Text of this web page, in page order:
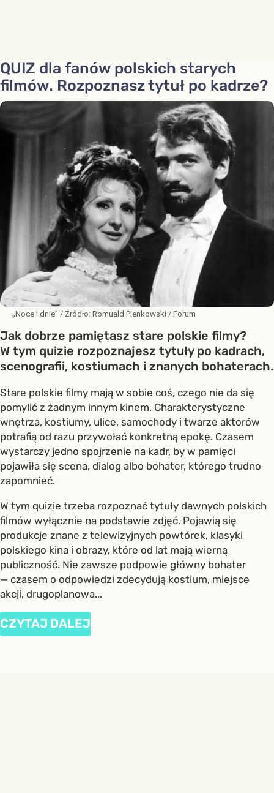
QUIZ dla fanów polskich starych
filmów. Rozpoznasz tytuł po kadrze?
„Noce i dnie” / Źródło: Romuald Pienkowski / Forum
Jak dobrze pamiętasz stare polskie filmy?
W tym quizie rozpoznajesz tytuły po kadrach,
scenografii, kostiumach i znanych bohaterach.
Stare polskie filmy mają w sobie coś, czego nie da się
pomylić z żadnym innym kinem. Charakterystyczne
wnętrza, kostiumy, ulice, samochody i twarze aktorów
potrafią od razu przywołać konkretną epokę. Czasem
wystarczy jedno spojrzenie na kadr, by w pamięci
pojawiła się scena, dialog albo bohater, którego trudno
zapomnieć.
W tym quizie trzeba rozpoznać tytuły dawnych polskich
filmów wyłącznie na podstawie zdjęć. Pojawią się
produkcje znane z telewizyjnych powtórek, klasyki
polskiego kina i obrazy, które od lat mają wierną
publiczność. Nie zawsze podpowie główny bohater
— czasem o odpowiedzi zdecydują kostium, miejsce
akcji, drugoplanowa...
CZYTAJ DALEJ